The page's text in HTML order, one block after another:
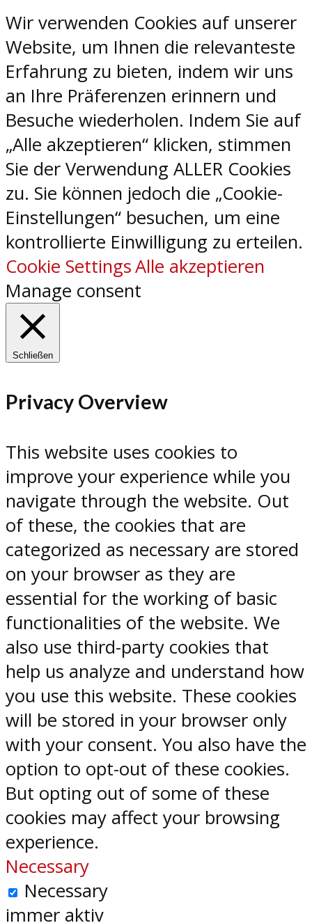
Wir verwenden Cookies auf unserer
Website, um Ihnen die relevanteste
Erfahrung zu bieten, indem wir uns
an Ihre Präferenzen erinnern und
Besuche wiederholen. Indem Sie auf
„Alle akzeptieren“ klicken, stimmen
Sie der Verwendung ALLER Cookies
zu. Sie können jedoch die „Cookie-
Einstellungen“ besuchen, um eine
kontrollierte Einwilligung zu erteilen.
Cookie SettingsAlle akzeptieren
Manage consent
Schließen
Privacy Overview
This website uses cookies to
improve your experience while you
navigate through the website. Out
of these, the cookies that are
categorized as necessary are stored
on your browser as they are
essential for the working of basic
functionalities of the website. We
also use third-party cookies that
help us analyze and understand how
you use this website. These cookies
will be stored in your browser only
with your consent. You also have the
option to opt-out of these cookies.
But opting out of some of these
cookies may affect your browsing
experience.
Necessary
Necessary
immer aktiv